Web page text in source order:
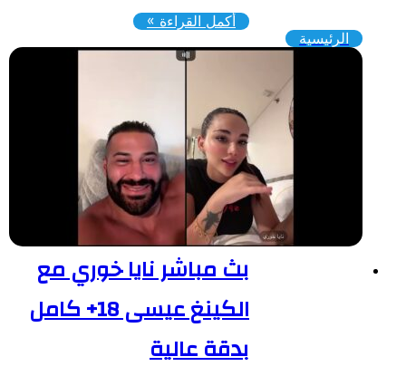
أكمل القراءة »
الرئيسية
بث مباشر نايا خوري مع
الكينغ عيسى 18+ كامل
بدقة عالية